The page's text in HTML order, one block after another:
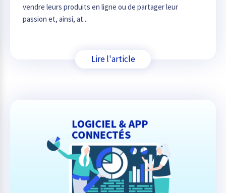
vendre leurs produits en ligne ou de partager leur
passion et, ainsi, at...
Lire l'article